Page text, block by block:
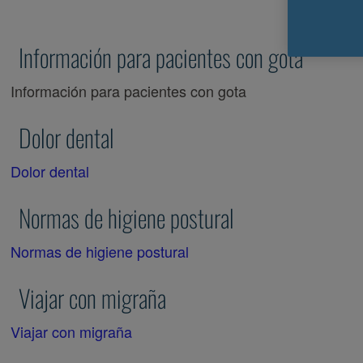
Información para pacientes con gota
Información para pacientes con gota
Dolor dental
Dolor dental
Normas de higiene postural
Normas de higiene postural
Viajar con migraña
Viajar con migraña